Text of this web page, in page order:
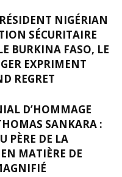
NIGÉRIAN
SÉCURITAIRE
BURKINA FASO, LE
EXPRIMENT
REGRET
D’HOMMAGE
SANKARA :
PÈRE DE LA
MATIÈRE DE